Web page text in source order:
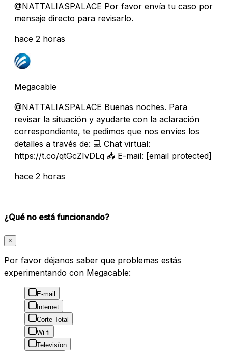
@NATTALIASPALACE Por favor envía tu caso por
mensaje directo para revisarlo.
hace 2 horas
Megacable
@NATTALIASPALACE Buenas noches. Para
revisar la situación y ayudarte con la aclaración
correspondiente, te pedimos que nos envíes los
detalles a través de: 💻 Chat virtual:
https://t.co/qtGcZIvDLq 📥 E-mail: [email protected]
hace 2 horas
¿Qué no está funcionando?
×
Por favor déjanos saber que problemas estás
experimentando con Megacable:
E-mail
Internet
Corte Total
Wi-fi
Televisíon